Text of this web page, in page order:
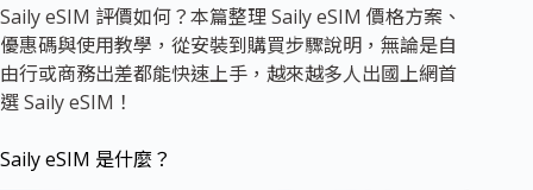
Saily eSIM 評價如何？本篇整理 Saily eSIM 價格方案、
優惠碼與使用教學，從安裝到購買步驟說明，無論是自
由行或商務出差都能快速上手，越來越多人出國上網首
選 Saily eSIM！
Saily eSIM 是什麼？